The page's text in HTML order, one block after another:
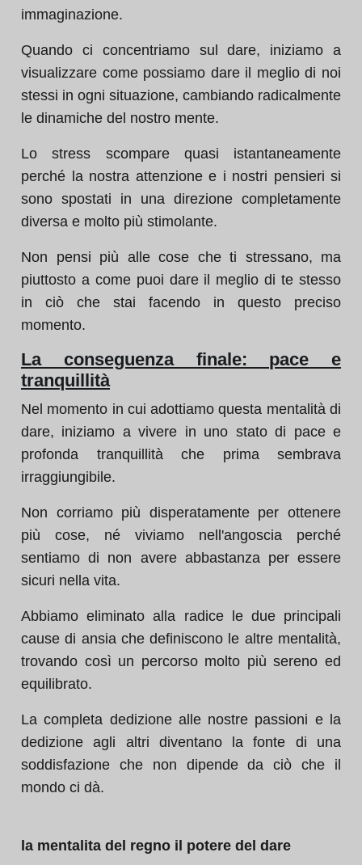
immaginazione.
Quando ci concentriamo sul dare, iniziamo a
visualizzare come possiamo dare il meglio di noi
stessi in ogni situazione, cambiando radicalmente
le dinamiche del nostro mente.
Lo stress scompare quasi istantaneamente
perché la nostra attenzione e i nostri pensieri si
sono spostati in una direzione completamente
diversa e molto più stimolante.
Non pensi più alle cose che ti stressano, ma
piuttosto a come puoi dare il meglio di te stesso
in ciò che stai facendo in questo preciso
momento.
La conseguenza finale: pace e
tranquillità
Nel momento in cui adottiamo questa mentalità di
dare, iniziamo a vivere in uno stato di pace e
profonda tranquillità che prima sembrava
irraggiungibile.
Non corriamo più disperatamente per ottenere
più cose, né viviamo nell'angoscia perché
sentiamo di non avere abbastanza per essere
sicuri nella vita.
Abbiamo eliminato alla radice le due principali
cause di ansia che definiscono le altre mentalità,
trovando così un percorso molto più sereno ed
equilibrato.
La completa dedizione alle nostre passioni e la
dedizione agli altri diventano la fonte di una
soddisfazione che non dipende da ciò che il
mondo ci dà.
la mentalita del regno il potere del dare